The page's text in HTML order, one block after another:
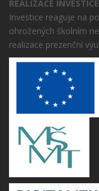
REALIZACE
Investice reaguje na
ohrožených školním
realizace prezenční